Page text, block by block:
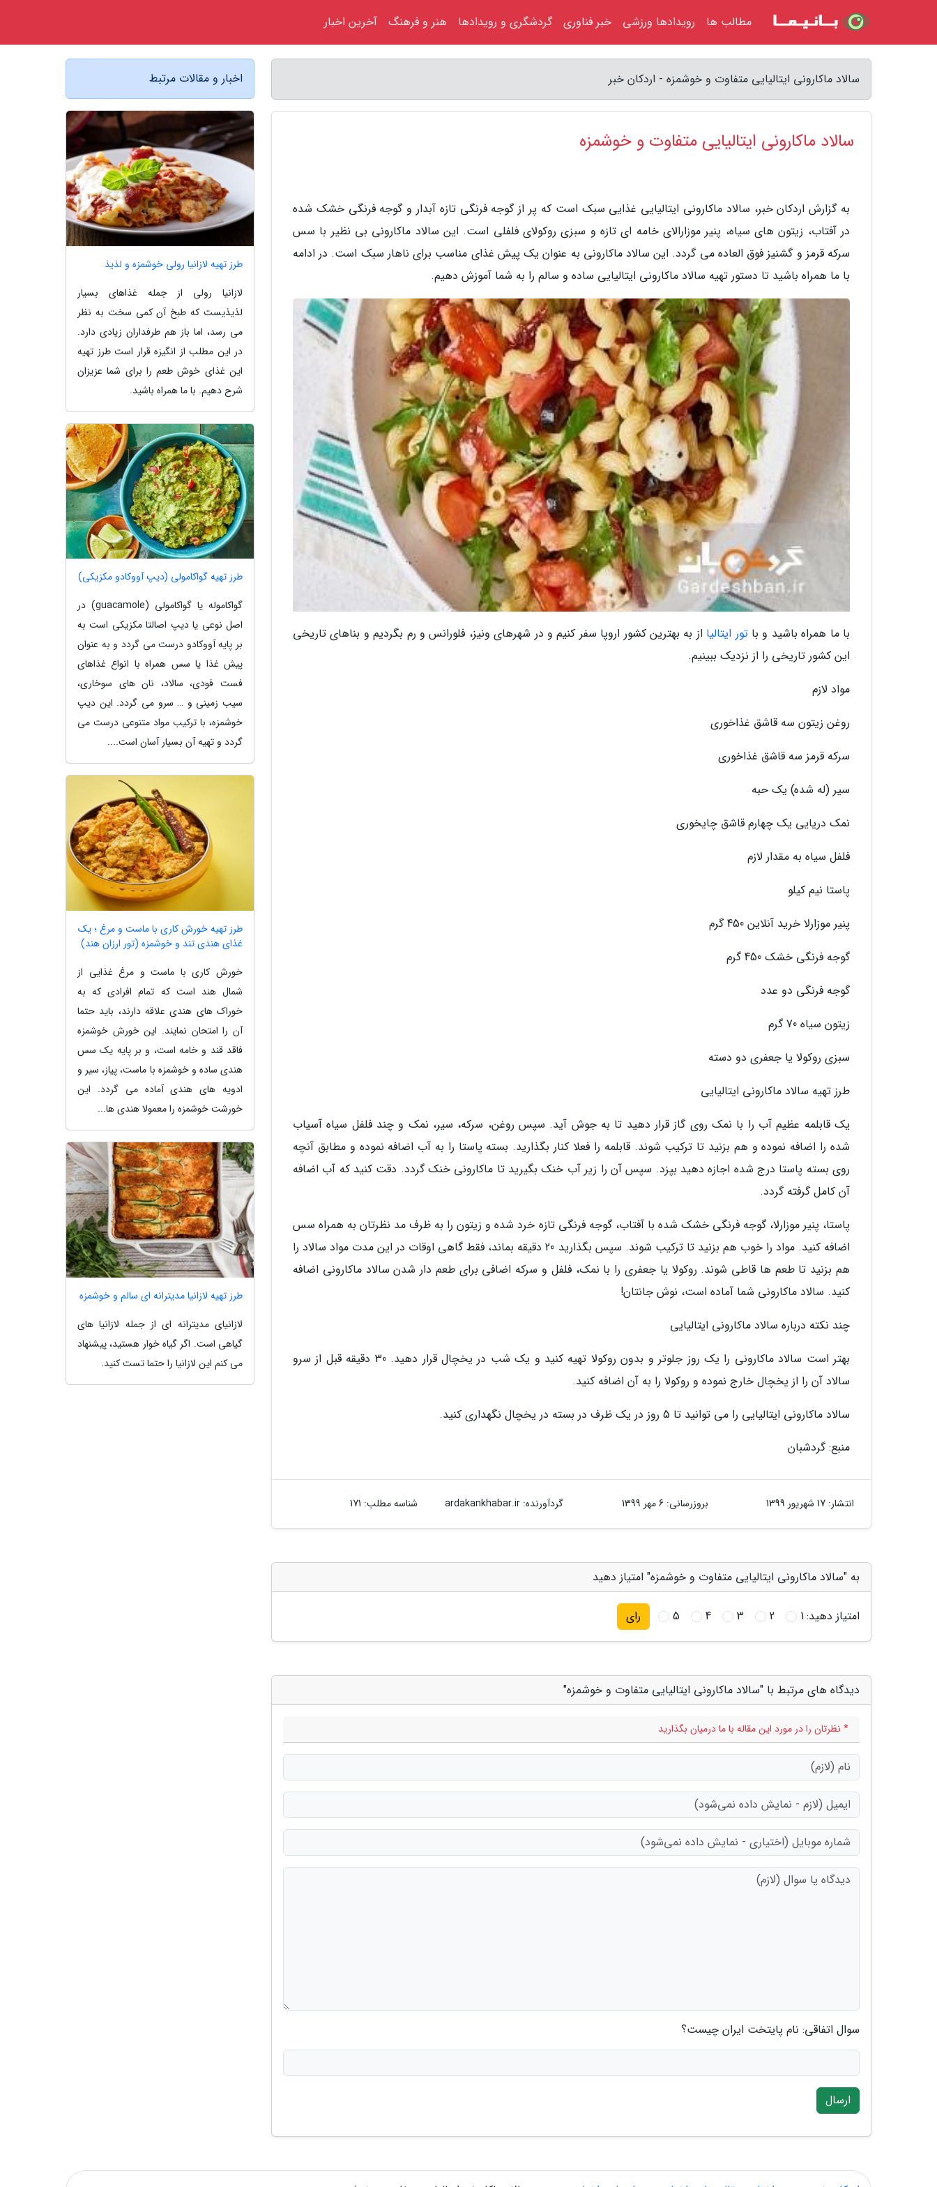
سالاد ماکارونی ایتالیایی متفاوت و خوشمزه - اردکان خبر
سالاد ماکارونی ایتالیایی متفاوت و خوشمزه
به گزارش اردکان خبر، سالاد ماکارونی ایتالیایی غذایی سبک است که پر از گوجه فرنگی تازه آبدار و گوجه فرنگی خشک شده
در آفتاب، زیتون های سیاه، پنیر موزارالای خامه ای تازه و سبزی روکولای فلفلی است. این سالاد ماکارونی بی نظیر با سس
سرکه قرمز و گشنیز فوق العاده می گردد. این سالاد ماکارونی به عنوان یک پیش غذای مناسب برای ناهار سبک است. در ادامه
با ما همراه باشید تا دستور تهیه سالاد ماکارونی ایتالیایی ساده و سالم را به شما آموزش دهیم.
با ما همراه باشید و باتور ایتالیا از به بهترین کشور اروپا سفر کنیم و در شهرهای ونیز، فلورانس و رم بگردیم و بناهای تاریخی
این کشور تاریخی را از نزدیک ببینیم.
مواد لازم
روغن زیتون سه قاشق غذاخوری
سرکه قرمز سه قاشق غذاخوری
سیر (له شده) یک حبه
نمک دریایی یک چهارم قاشق چایخوری
فلفل سیاه به مقدار لازم
پاستا نیم کیلو
پنیر موزارلا خرید آنلاین 450 گرم
گوجه فرنگی خشک 450 گرم
گوجه فرنگی دو عدد
زیتون سیاه 70 گرم
سبزی روکولا یا جعفری دو دسته
طرز تهیه سالاد ماکارونی ایتالیایی
یک قابلمه عظیم آب را با نمک روی گاز قرار دهید تا به جوش آید. سپس روغن، سرکه، سیر، نمک و چند فلفل سیاه آسیاب
شده را اضافه نموده و هم بزنید تا ترکیب شوند. قابلمه را فعلا کنار بگذارید. بسته پاستا را به آب اضافه نموده و مطابق آنچه
روی بسته پاستا درج شده اجازه دهید بپزد. سپس آن را زیر آب خنک بگیرید تا ماکارونی خنک گردد. دقت کنید که آب اضافه
آن کامل گرفته گردد.
پاستا، پنیر موزارلا، گوجه فرنگی خشک شده با آفتاب، گوجه فرنگی تازه خرد شده و زیتون را به ظرف مد نظرتان به همراه سس
اضافه کنید. مواد را خوب هم بزنید تا ترکیب شوند. سپس بگذارید 20 دقیقه بماند، فقط گاهی اوقات در این مدت مواد سالاد را
هم بزنید تا طعم ها قاطی شوند. روکولا یا جعفری را با نمک، فلفل و سرکه اضافی برای طعم دار شدن سالاد ماکارونی اضافه
کنید. سالاد ماکارونی شما آماده است، نوش جانتان!
چند نکته درباره سالاد ماکارونی ایتالیایی
بهتر است سالاد ماکارونی را یک روز جلوتر و بدون روکولا تهیه کنید و یک شب در یخچال قرار دهید. 30 دقیقه قبل از سرو
سالاد آن را از یخچال خارج نموده و روکولا را به آن اضافه کنید.
سالاد ماکارونی ایتالیایی را می توانید تا 5 روز در یک ظرف در بسته در یخچال نگهداری کنید.
منبع: گردشبان
انتشار: 17 شهریور 1399 بروزرسانی: 6 مهر 1399 گردآورنده:ardakankhabar.ir شناسه مطلب: 171
به "سالاد ماکارونی ایتالیایی متفاوت و خوشمزه" امتیاز دهید
امتیاز دهید:1
2
3
4
5 رای
دیدگاه های مرتبط با "سالاد ماکارونی ایتالیایی متفاوت و خوشمزه"
* نظرتان را در مورد این مقاله با ما درمیان بگذارید
سوال اتفاقی: نام پایتخت ایران چیست؟
ارسال
اخبار و مقالات مرتبط
طرز تهیه لازانیا رولی خوشمزه و لذیذ
لازانیا رولی از جمله غذاهای بسیار
لذیذیست که طبخ آن کمی سخت به نظر
می رسد، اما باز هم طرفداران زیادی دارد.
در این مطلب از انگیزه قرار است طرز تهیه
این غذای خوش طعم را برای شما عزیزان
شرح دهیم. با ما همراه باشید.
طرز تهیه گواکامولی (دیپ آووکادو مکزیکی)
گواکاموله یا گواکامولی (guacamole) در
اصل نوعی یا دیپ اصالتا مکزیکی است به
بر پایه آووکادو درست می گردد و به عنوان
پیش غذا یا سس همراه با انواع غذاهای
فست فودی، سالاد، نان های سوخاری،
سیب زمینی و … سرو می گردد. این دیپ
خوشمزه، با ترکیب مواد متنوعی درست می
گردد و تهیه آن بسیار آسان است....
طرز تهیه خورش کاری با ماست و مرغ ؛ یک
غذای هندی تند و خوشمزه (تور ارزان هند)
خورش کاری با ماست و مرغ غذایی از
شمال هند است که تمام افرادی که به
خوراک های هندی علاقه دارند، باید حتما
آن را امتحان نمایند. این خورش خوشمزه
فاقد قند و خامه است، و بر پایه یک سس
هندی ساده و خوشمزه با ماست، پیاز، سیر و
ادویه های هندی آماده می گردد. این
خورشت خوشمزه را معمولا هندی ها...
طرز تهیه لازانیا مدیترانه ای سالم و خوشمزه
لازانیای مدیترانه ای از جمله لازانیا های
گیاهی است. اگر گیاه خوار هستید، پیشنهاد
می کنم این لازانیا را حتما تست کنید.
مطالب ها رویدادها ورزشی خبر فناوری گردشگری و رویدادها هنر و فرهنگ آخرین اخبار